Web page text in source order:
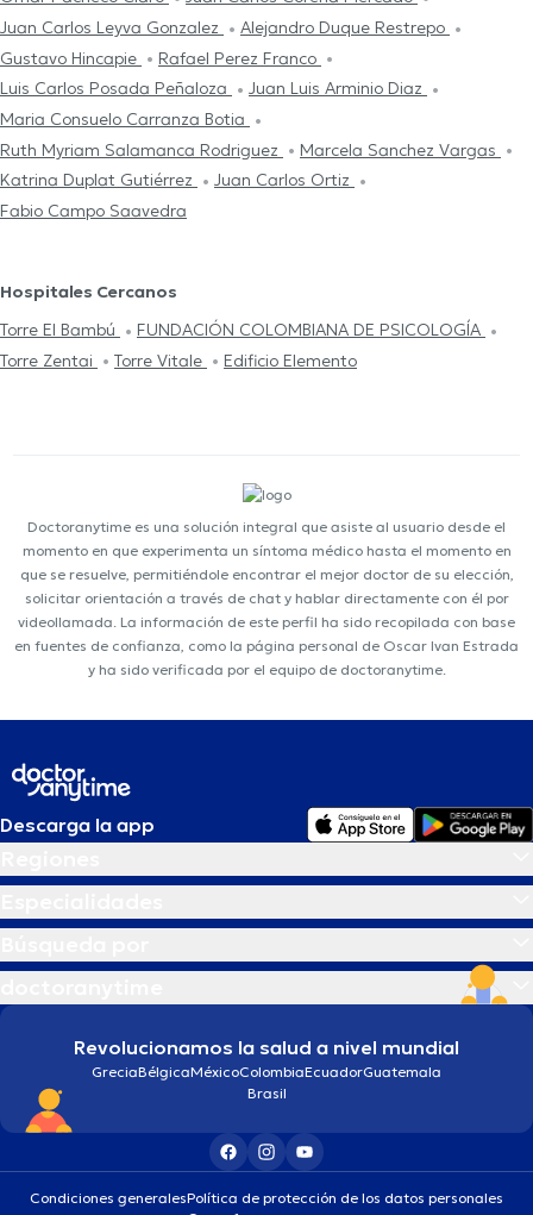
Juan Carlos Leyva Gonzalez
Alejandro Duque Restrepo
Gustavo Hincapie
Rafael Perez Franco
Luis Carlos Posada Peñaloza
Juan Luis Arminio Diaz
Maria Consuelo Carranza Botia
Ruth Myriam Salamanca Rodriguez
Marcela Sanchez Vargas
Katrina Duplat Gutiérrez
Juan Carlos Ortiz
Fabio Campo Saavedra
Hospitales Cercanos
Torre El Bambú
FUNDACIÓN COLOMBIANA DE PSICOLOGÍA
Torre Zentai
Torre Vitale Edificio Elemento
Doctoranytime es una solución integral que asiste al usuario desde el
momento en que experimenta un síntoma médico hasta el momento en
que se resuelve, permitiéndole encontrar el mejor doctor de su elección,
solicitar orientación a través de chat y hablar directamente con él por
videollamada. La información de este perfil ha sido recopilada con base
en fuentes de confianza, como la página personal de Oscar Ivan Estrada
y ha sido verificada por el equipo de doctoranytime.
Descarga la app
Revolucionamos la salud a nivel mundial
GreciaBélgicaMéxicoColombiaEcuadorGuatemala
Brasil
Condiciones generalesPolítica de protección de los datos personales